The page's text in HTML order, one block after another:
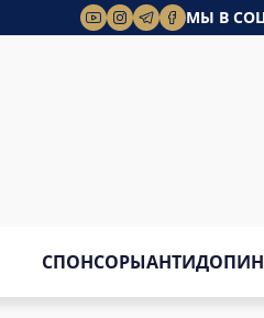
МЫ В
СПОНСОРЫ